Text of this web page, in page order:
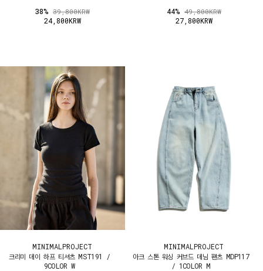
38% 39,800KRW
24,800KRW
44% 49,800KRW
27,800KRW
MINIMALPROJECT
크리미 데이 하프 티셔츠 MST191 /
9COLOR W
MINIMALPROJECT
아크 스톤 워싱 커브드 데님 팬츠 MDP117
/ 1COLOR M